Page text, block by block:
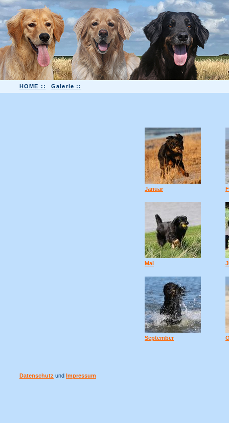
HOME :: Galerie ::
Januar
Mai
September
Datenschutz und Impressum